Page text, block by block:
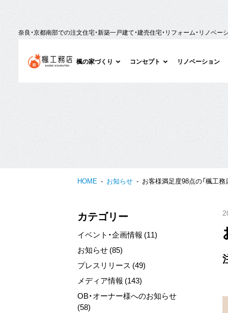
奈良・京都南部での注文住宅・新築一戸建て・建売住宅・リフォーム・リノベ
楓の家づくり コンセプト リノベーション
HOME お知らせ お客様満足度98点の「楓工務
カテゴリー
イベント・企画情報 (11)
お知らせ (85)
プレスリリース (49)
メディア情報 (143)
OB・オーナー様へのお知らせ
(58)